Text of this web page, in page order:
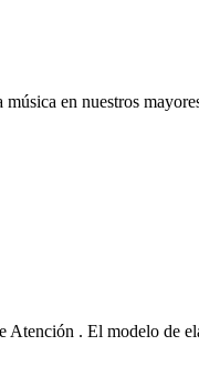
en nuestros
. El modelo de